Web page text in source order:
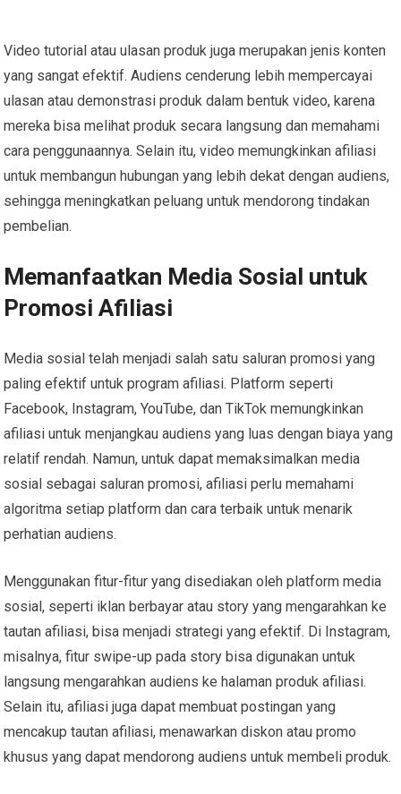
Video tutorial atau ulasan produk juga merupakan jenis konten
yang sangat efektif. Audiens cenderung lebih mempercayai
ulasan atau demonstrasi produk dalam bentuk video, karena
mereka bisa melihat produk secara langsung dan memahami
cara penggunaannya. Selain itu, video memungkinkan afiliasi
untuk membangun hubungan yang lebih dekat dengan audiens,
sehingga meningkatkan peluang untuk mendorong tindakan
pembelian.
Memanfaatkan Media Sosial untuk
Promosi Afiliasi
Media sosial telah menjadi salah satu saluran promosi yang
paling efektif untuk program afiliasi. Platform seperti
Facebook, Instagram, YouTube, dan TikTok memungkinkan
afiliasi untuk menjangkau audiens yang luas dengan biaya yang
relatif rendah. Namun, untuk dapat memaksimalkan media
sosial sebagai saluran promosi, afiliasi perlu memahami
algoritma setiap platform dan cara terbaik untuk menarik
perhatian audiens.
Menggunakan fitur-fitur yang disediakan oleh platform media
sosial, seperti iklan berbayar atau story yang mengarahkan ke
tautan afiliasi, bisa menjadi strategi yang efektif. Di Instagram,
misalnya, fitur swipe-up pada story bisa digunakan untuk
langsung mengarahkan audiens ke halaman produk afiliasi.
Selain itu, afiliasi juga dapat membuat postingan yang
mencakup tautan afiliasi, menawarkan diskon atau promo
khusus yang dapat mendorong audiens untuk membeli produk.